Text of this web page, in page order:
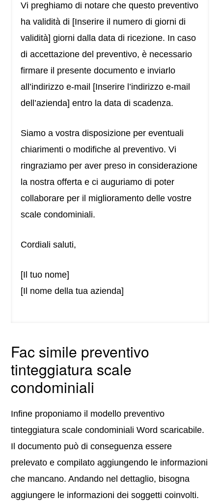
Vi preghiamo di notare che questo preventivo
ha validità di [Inserire il numero di giorni di
validità] giorni dalla data di ricezione. In caso
di accettazione del preventivo, è necessario
firmare il presente documento e inviarlo
all’indirizzo e-mail [Inserire l’indirizzo e-mail
dell’azienda] entro la data di scadenza.
Siamo a vostra disposizione per eventuali
chiarimenti o modifiche al preventivo. Vi
ringraziamo per aver preso in considerazione
la nostra offerta e ci auguriamo di poter
collaborare per il miglioramento delle vostre
scale condominiali.
Cordiali saluti,
[Il tuo nome]
[Il nome della tua azienda]
Fac simile preventivo
tinteggiatura scale
condominiali
Infine proponiamo il modello preventivo
tinteggiatura scale condominiali Word scaricabile.
Il documento può di conseguenza essere
prelevato e compilato aggiungendo le informazioni
che mancano. Andando nel dettaglio, bisogna
aggiungere le informazioni dei soggetti coinvolti.